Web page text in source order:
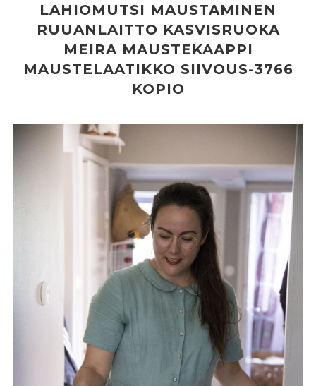
LAHIOMUTSI MAUSTAMINEN
RUUANLAITTO KASVISRUOKA
MEIRA MAUSTEKAAPPI
MAUSTELAATIKKO SIIVOUS-3766
KOPIO